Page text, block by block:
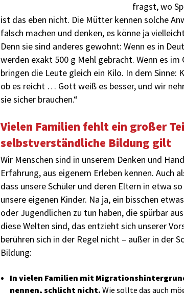
fragst, wo
ist das eben nicht. Die Mütter kennen solche
falsch machen und denken, es könne ja
Denn sie sind anderes gewohnt: Wenn es in
werden exakt 500 g Mehl gebracht. Wenn es
bringen die Leute gleich ein Kilo. In dem Sinne:
ob es reicht … Gott weiß es besser, und wir
sie sicher brauchen.“
Vielen Familien fehlt ein großer
selbstverständliche Bildung gilt
Wir Menschen sind in unserem Denken und
Erfahrung, aus eigenem Erleben kennen. Auch
dass unsere Schüler und deren Eltern in etwa
unsere eigenen Kinder. Na ja, ein bisschen
oder Jugendlichen zu tun haben, die spürbar
diese Welten sind, das entzieht sich unserer
berühren sich in der Regel nicht – außer in der
Bildung:
In vielen Familien mit
nennen, schlicht nicht. Wie sollte das auch